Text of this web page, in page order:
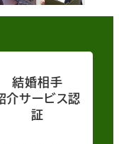
結婚相手
介サービス認
証